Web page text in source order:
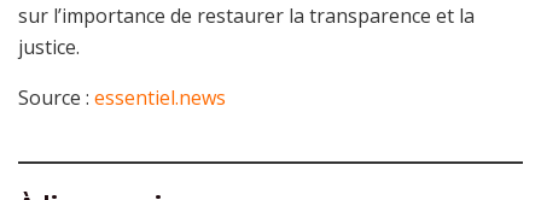
sur l’importance de restaurer la transparence et la
justice.
Source : essentiel.news